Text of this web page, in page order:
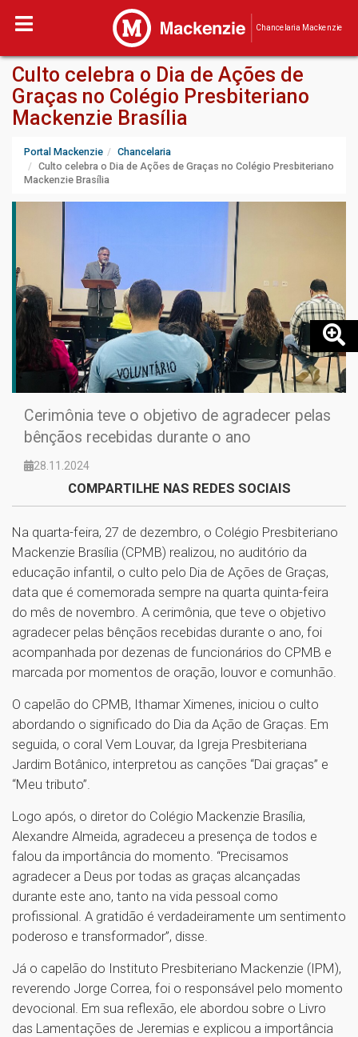
Chancelaria Mackenzie
Culto celebra o Dia de Ações de
Graças no Colégio Presbiteriano
Mackenzie Brasília
Portal Mackenzie
Chancelaria
Culto celebra o Dia de Ações de Graças no Colégio Presbiteriano
Mackenzie Brasília
Cerimônia teve o objetivo de agradecer pelas
bênçãos recebidas durante o ano
28.11.2024
COMPARTILHE NAS REDES SOCIAIS
Na quarta-feira, 27 de dezembro, o Colégio Presbiteriano
Mackenzie Brasília (CPMB) realizou, no auditório da
educação infantil, o culto pelo Dia de Ações de Graças,
data que é comemorada sempre na quarta quinta-feira
do mês de novembro. A cerimônia, que teve o objetivo
agradecer pelas bênçãos recebidas durante o ano, foi
acompanhada por dezenas de funcionários do CPMB e
marcada por momentos de oração, louvor e comunhão.
O capelão do CPMB, Ithamar Ximenes, iniciou o culto
abordando o significado do Dia da Ação de Graças. Em
seguida, o coral Vem Louvar, da Igreja Presbiteriana
Jardim Botânico, interpretou as canções “Dai graças” e
“Meu tributo”.
Logo após, o diretor do Colégio Mackenzie Brasília,
Alexandre Almeida, agradeceu a presença de todos e
falou da importância do momento. “Precisamos
agradecer a Deus por todas as graças alcançadas
durante este ano, tanto na vida pessoal como
profissional. A gratidão é verdadeiramente um sentimento
poderoso e transformador”, disse.
Já o capelão do Instituto Presbiteriano Mackenzie (IPM),
reverendo Jorge Correa, foi o responsável pelo momento
devocional. Em sua reflexão, ele abordou sobre o Livro
das Lamentações de Jeremias e explicou a importância